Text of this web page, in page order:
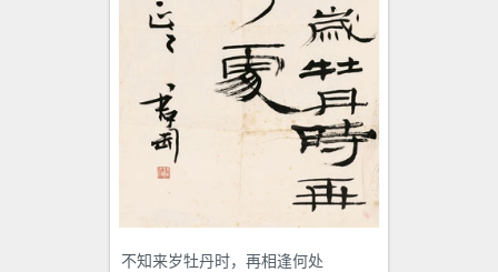
不知来岁牡丹时，再相逢何处